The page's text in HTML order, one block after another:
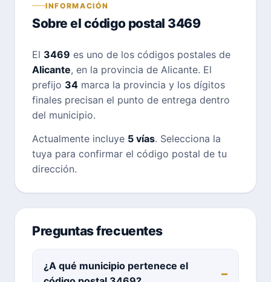
INFORMACIÓN
Sobre el código postal 3469
El 3469 es uno de los códigos postales de
Alicante, en la provincia de Alicante. El
prefijo 34 marca la provincia y los dígitos
finales precisan el punto de entrega dentro
del municipio.
Actualmente incluye 5 vías. Selecciona la
tuya para confirmar el código postal de tu
dirección.
Preguntas frecuentes
¿A qué municipio pertenece el